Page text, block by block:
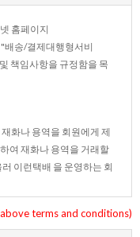
홈페이지
송/결제대행형서비
책임사항을 규정함을 목
화나 용역을 회원에게 제
여 재화나 용역을 거래할
이런택배 을 운영하는 회
외사이트에서 직접 구매
terms and conditions)